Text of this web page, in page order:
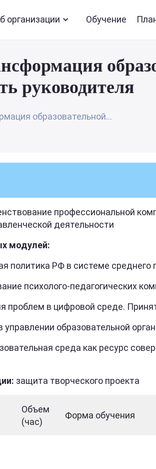
организации Обучение
руководителя
образовательной...
профессиональной
деятельности
модулей:
политика РФ в системе среднего
психолого-педагогических
проблем в цифровой среде.
управлении образовательной
среда как ресурс
защита творческого проекта
Объем
(час)
Форма обучения